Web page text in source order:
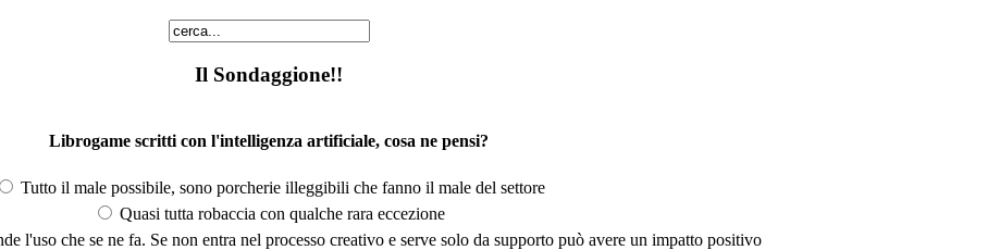
Il Sondaggione!!
Librogame scritti con l'intelligenza artificiale, cosa ne pensi?
Tutto il male possibile, sono porcherie illeggibili che fanno il male del settore
Quasi tutta robaccia con qualche rara eccezione
l'uso che se ne fa. Se non entra nel processo creativo e serve solo da supporto può avere un impatto positivo